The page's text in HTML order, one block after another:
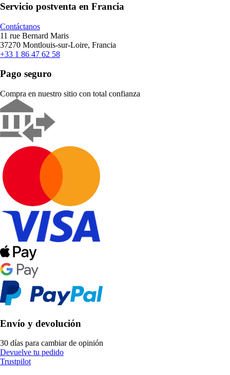
Servicio postventa en Francia
Contáctanos
11 rue Bernard Maris
37270 Montlouis-sur-Loire, Francia
+33 1 86 47 62 58
Pago seguro
Compra en nuestro sitio con total confianza
Envío y devolución
30 días para cambiar de opinión
Devuelve tu pedido
Trustpilot